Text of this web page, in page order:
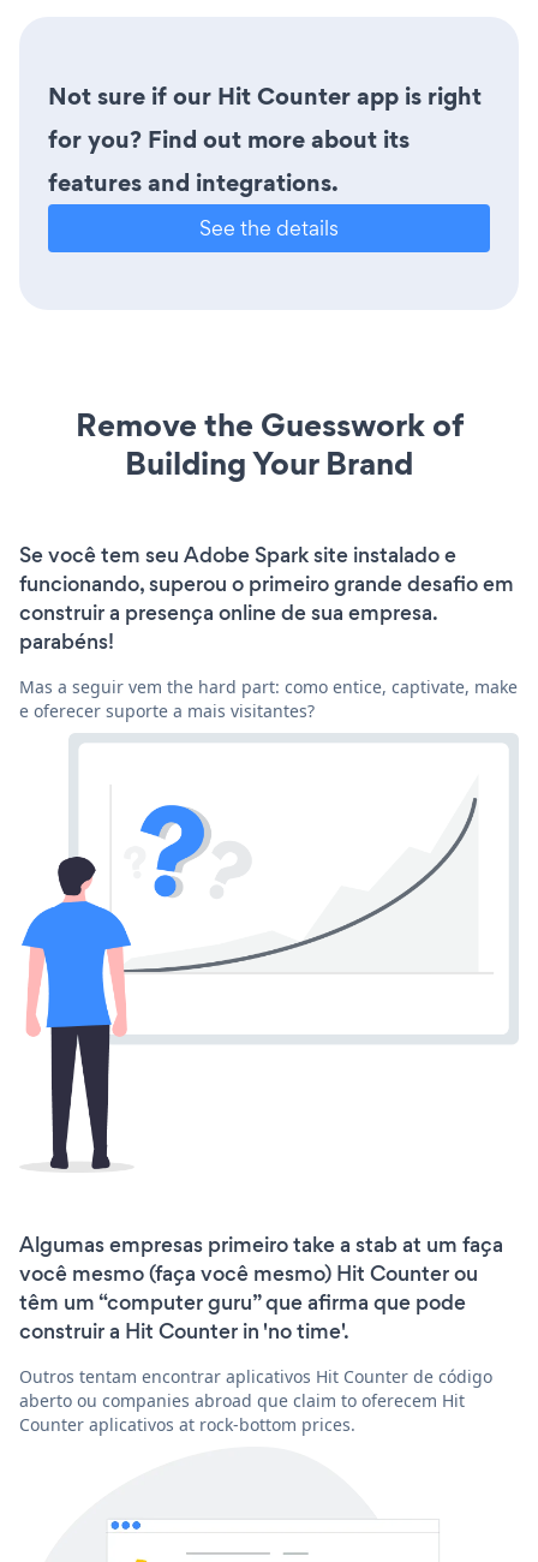
Not sure if our Hit Counter app is right
for you? Find out more about its
features and integrations.
See the details
Remove the Guesswork of
Building Your Brand
Se você tem seu Adobe Spark site instalado e
funcionando, superou o primeiro grande desafio em
construir a presença online de sua empresa.
parabéns!
Mas a seguir vem the hard part: como entice, captivate, make
e oferecer suporte a mais visitantes?
Algumas empresas primeiro take a stab at um faça
você mesmo (faça você mesmo) Hit Counter ou
têm um “computer guru” que afirma que pode
construir a Hit Counter in 'no time'.
Outros tentam encontrar aplicativos Hit Counter de código
aberto ou companies abroad que claim to oferecem Hit
Counter aplicativos at rock-bottom prices.